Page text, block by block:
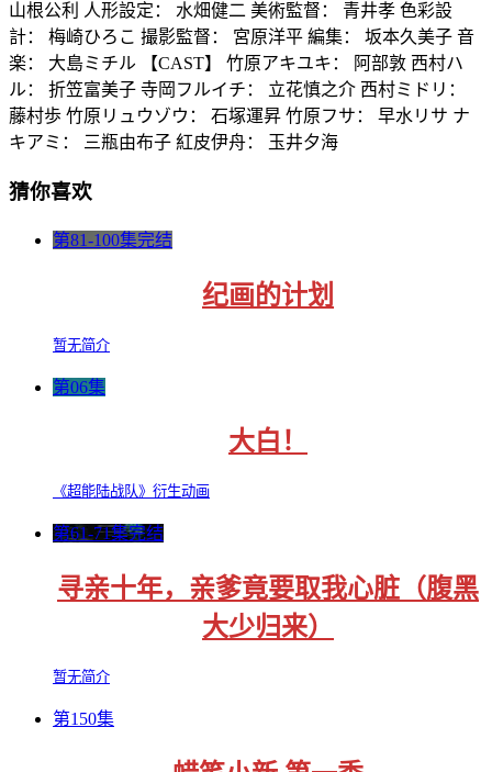
山根公利 人形設定： 水畑健二 美術監督： 青井孝 色彩設
計： 梅崎ひろこ 撮影監督： 宮原洋平 編集： 坂本久美子 音
楽： 大島ミチル 【CAST】 竹原アキユキ： 阿部敦 西村ハ
ル： 折笠富美子 寺岡フルイチ： 立花慎之介 西村ミドリ：
藤村歩 竹原リュウゾウ： 石塚運昇 竹原フサ： 早水リサ ナ
キアミ： 三瓶由布子 紅皮伊舟： 玉井夕海
猜你喜欢
第81-100集完结
纪画的计划
暂无简介
第06集
大白！
《超能陆战队》衍生动画
第61-71集完结
寻亲十年，亲爹竟要取我心脏（腹黑
大少归来）
暂无简介
第150集